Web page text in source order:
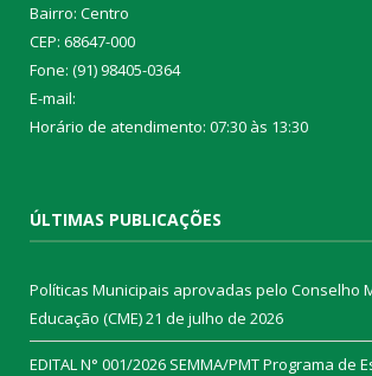
Bairro: Centro
CEP: 68647-000
Fone: (91) 98405-0364
E-mail:
Horário de atendimento: 07:30 às 13:30
ÚLTIMAS PUBLICAÇÕES
Políticas Municipais aprovadas pelo Conselho
Educação (CME)21 de julho de 2026
EDITAL N° 001/2026 SEMMA/PMT Programa de